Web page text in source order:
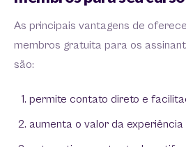
As principais vantagens de
membros gratuita para os
são:
permite contato direto e
aumenta o valor da